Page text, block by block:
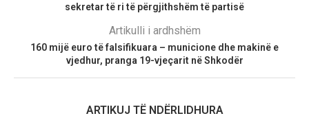
sekretar të ri të përgjithshëm të partisë
Artikulli i ardhshëm
160 mijë euro të falsifikuara – municione dhe makinë e
vjedhur, pranga 19-vjeçarit në Shkodër
ARTIKUJ TË NDËRLIDHURA